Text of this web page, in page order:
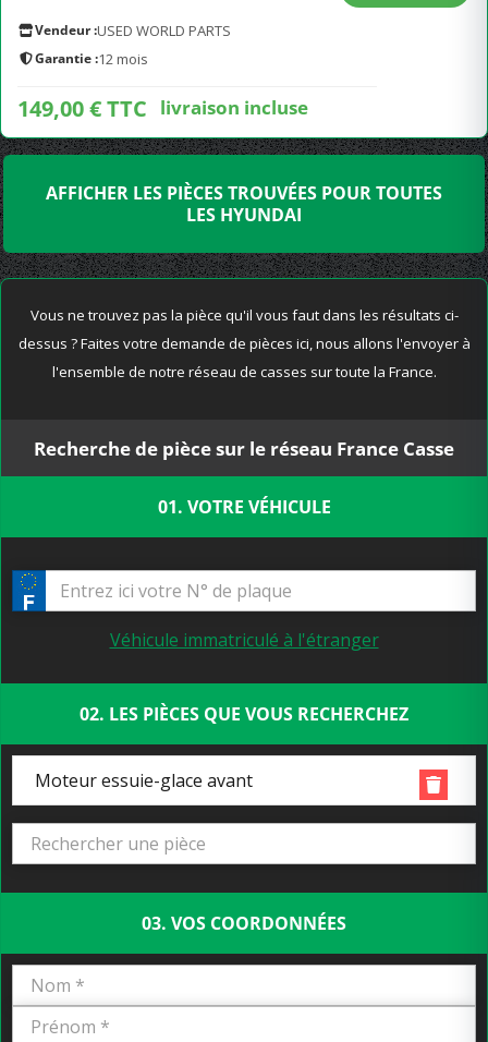
Vendeur :USED WORLD PARTS
Garantie :12 mois
149,00 € TTC livraison incluse
AFFICHER LES PIÈCES TROUVÉES POUR TOUTES
LES HYUNDAI
Vous ne trouvez pas la pièce qu'il vous faut dans les résultats ci-
dessus ? Faites votre demande de pièces ici, nous allons l'envoyer à
l'ensemble de notre réseau de casses sur toute la France.
Recherche de pièce sur le réseau France Casse
01. VOTRE VÉHICULE
Véhicule immatriculé à l'étranger
02. LES PIÈCES QUE VOUS RECHERCHEZ
Moteur essuie-glace avant
03. VOS COORDONNÉES